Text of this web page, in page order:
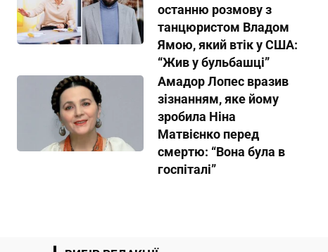
останню розмову з
танцюристом Владом
Ямою, який втік у США:
“Жив у бульбашці”
Амадор Лопес вразив
зізнанням, яке йому
зробила Ніна
Матвієнко перед
смертю: “Вона була в
госпіталі”